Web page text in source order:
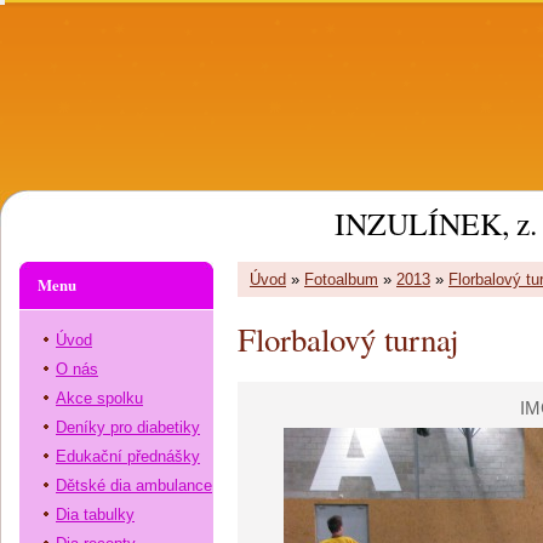
INZULÍNEK, z.
Úvod » Fotoalbum » 2013 » Florbalový
Florbalový turnaj
Menu
Úvod
O nás
Akce spolku
Deníky pro diabetiky
Edukační přednášky
Dětské dia ambulance
Dia tabulky